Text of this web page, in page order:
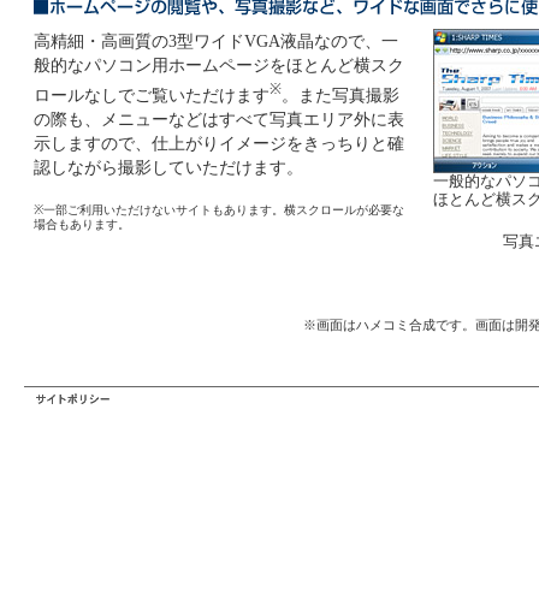
高精細・高画質の3型ワイドVGA液晶なので、一
般的なパソコン用ホームページをほとんど横スク
ロールなしでご覧いただけます※。また写真撮影
の際も、メニューなどはすべて写真エリア外に表
示しますので、仕上がりイメージをきっちりと確
認しながら撮影していただけます。
※一部ご利用いただけないサイトもあります。横スクロールが必要な
場合もあります。
一般的なパソ
ほとんど横ス
写真
※画面はハメコミ合成です。画面は開